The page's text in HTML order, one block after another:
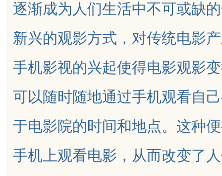
uz
逐渐成为人们生活中不可或缺
新兴的观影方式，对传统电影
手机影视的兴起使得电影观影
可以随时随地通过手机观看自
于电影院的时间和地点。这种
手机上观看电影，从而改变了
趋势探析